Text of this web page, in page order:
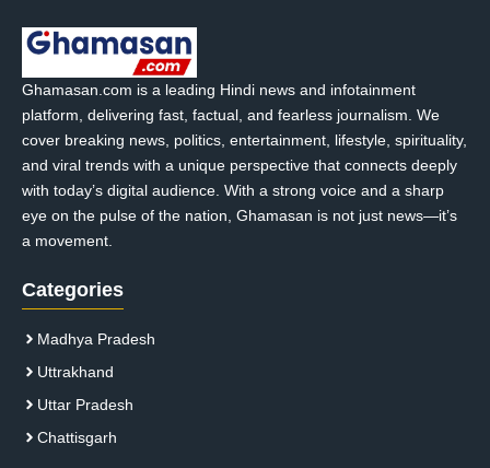
Ghamasan.com is a leading Hindi news and infotainment
platform, delivering fast, factual, and fearless journalism. We
cover breaking news, politics, entertainment, lifestyle, spirituality,
and viral trends with a unique perspective that connects deeply
with today’s digital audience. With a strong voice and a sharp
eye on the pulse of the nation, Ghamasan is not just news—it’s
a movement.
Categories
Madhya Pradesh
Uttrakhand
Uttar Pradesh
Chattisgarh